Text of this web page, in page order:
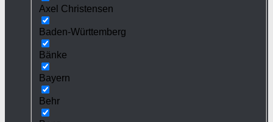
Axel Christensen
Baden-Württemberg
Bänke
Bayern
Behr